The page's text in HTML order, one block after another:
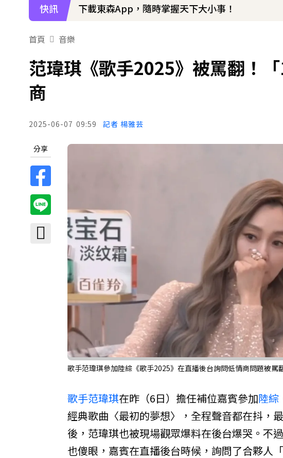
快訊 下載東森App，隨時掌握天下大小事！
首頁 音樂
范瑋琪《歌手2025》被罵翻！
商
2025-06-07 09:59 記者 楊雅芸
分享
歌手范瑋琪參加陸綜《歌手2025》在直播後台詢問低情商問題被罵
歌手范瑋琪在昨（6日）擔任補位嘉賓參加陸綜
經典歌曲〈最初的夢想〉，全程聲音都在抖，
後，范瑋琪也被現場觀眾爆料在後台爆哭。不
也傻眼，嘉賓在直播後台時候，詢問了合夥人